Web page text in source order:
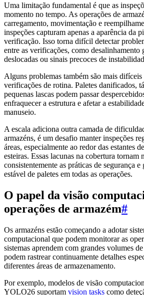
Uma limitação fundamental é que as
momento no tempo. As operações de
carregamento, movimentação e
inspeções capturam apenas a aparência da
verificação. Isso torna difícil detectar
entre as verificações, como desalinhamento
deslocadas ou sinais precoces de
Alguns problemas também são mais difíceis
verificações de rotina. Paletes danificados,
pequenas lascas podem passar
enfraquecer a estrutura e afetar a
manuseio.
A escala adiciona outra camada de
armazéns, é um desafio manter inspeções
áreas, especialmente ao redor das estantes
esteiras. Essas lacunas na cobertura
consistentemente as práticas de segurança
estável de paletes em todas as operações.
O papel da visão
operações de armazém#
Os armazéns estão começando a adotar
computacional que podem monitorar as
sistemas aprendem com grandes volumes
podem rastrear continuamente detalhes
diferentes áreas de armazenamento.
Por exemplo, modelos de visão
YOLO26 suportam vision tasks como